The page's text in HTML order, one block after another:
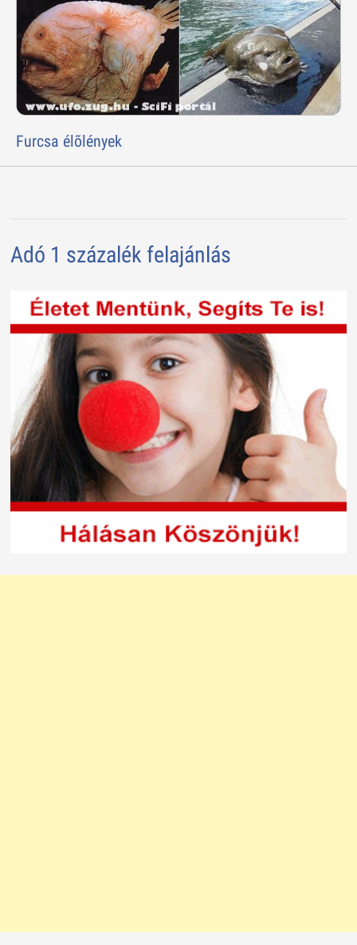
Furcsa élõlények
Adó 1 százalék felajánlás